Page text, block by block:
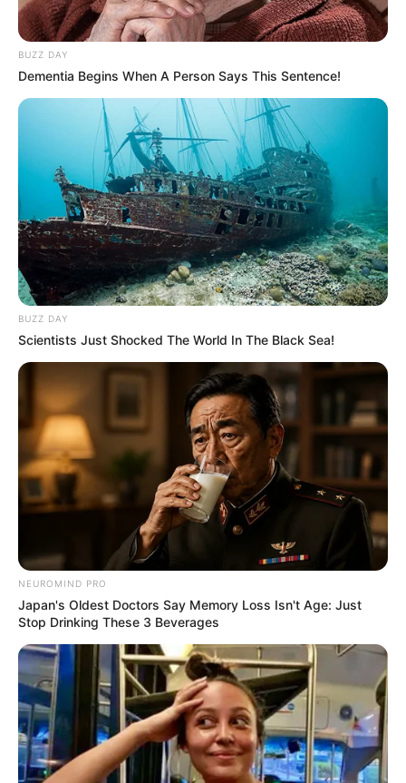
BUZZ DAY
Dementia Begins When A Person Says This Sentence!
BUZZ DAY
Scientists Just Shocked The World In The Black Sea!
NEUROMIND PRO
Japan's Oldest Doctors Say Memory Loss Isn't Age: Just
Stop Drinking These 3 Beverages